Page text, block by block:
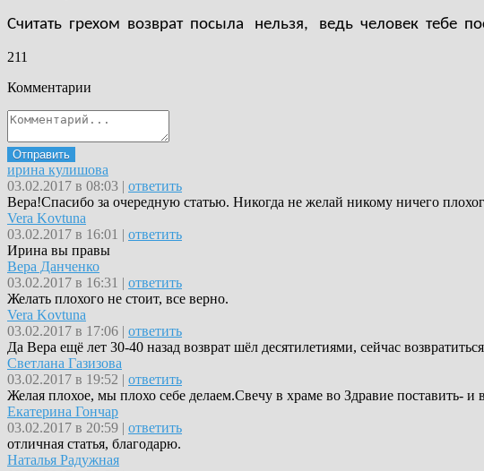
Считать грехом возврат посыла нельзя, ведь человек тебе
211
Комментарии
Отправить
ирина кулишова
03.02.2017 в 08:03 | ответить
Вера!Спасибо за очередную статью. Никогда не желай никому ничего
Vera Kovtuna
03.02.2017 в 16:01 | ответить
Ирина вы правы
Вера Данченко
03.02.2017 в 16:31 | ответить
Желать плохого не стоит, все верно.
Vera Kovtuna
03.02.2017 в 17:06 | ответить
Да Вера ещё лет 30-40 назад возврат шёл десятилетиями, сейчас
Светлана Газизова
03.02.2017 в 19:52 | ответить
Желая плохое, мы плохо себе делаем.Свечу в храме во Здравие поставить- и
Екатерина Гончар
03.02.2017 в 20:59 | ответить
отличная статья, благодарю.
Наталья Радужная